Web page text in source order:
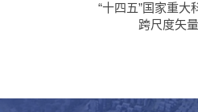
“十四五”国家重大
跨尺度矢